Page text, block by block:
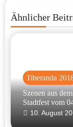
Ähnlicher
Tiberanda
Szenen aus
Stadtfest vom
10. August